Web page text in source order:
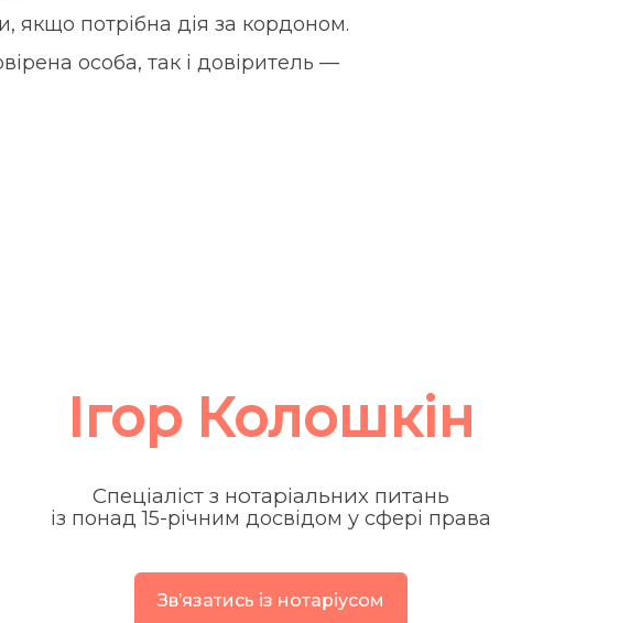
потрібна дія за кордоном.
особа, так і довіритель —
Ігор Колошкін
Спеціаліст з нотаріальних питань
із понад 15-річним досвідом у сфері права
Звʼязатись із нотаріусом